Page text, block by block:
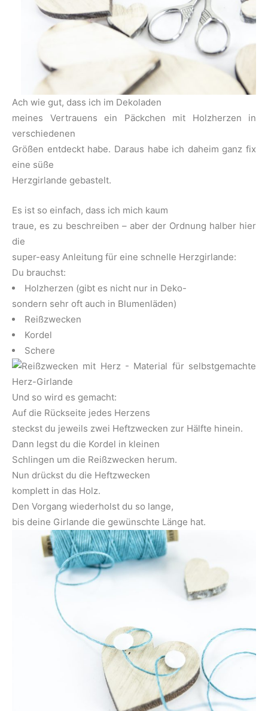
Ach wie gut, dass ich im Dekoladen
meines Vertrauens ein Päckchen mit Holzherzen in
verschiedenen
Größen entdeckt habe. Daraus habe ich daheim ganz fix
eine süße
Herzgirlande gebastelt.
Es ist so einfach, dass ich mich kaum
traue, es zu beschreiben – aber der Ordnung halber hier
die
super-easy Anleitung für eine schnelle Herzgirlande:
Du brauchst:
Holzherzen (gibt es nicht nur in Deko-
sondern sehr oft auch in Blumenläden)
Reißzwecken
Kordel
Schere
Und so wird es gemacht:
Auf die Rückseite jedes Herzens
steckst du jeweils zwei Heftzwecken zur Hälfte hinein.
Dann legst du die Kordel in kleinen
Schlingen um die Reißzwecken herum.
Nun drückst du die Heftzwecken
komplett in das Holz.
Den Vorgang wiederholst du so lange,
bis deine Girlande die gewünschte Länge hat.